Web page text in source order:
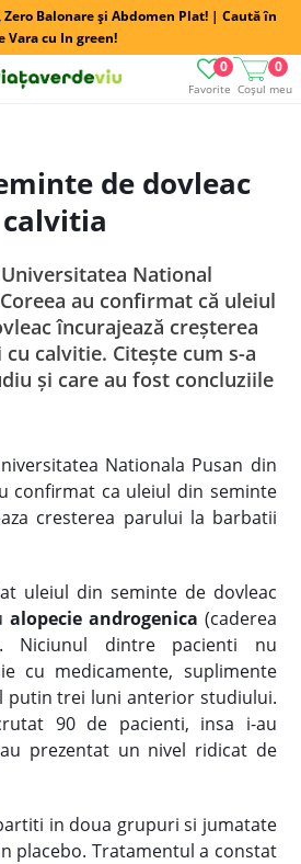
Balonare și Abdomen Plat! | Caută în
Vara cu In green!
Favorite
0
Coșul meu
0
de dovleac
National
au confirmat că uleiul
încurajează creşterea
calvitie. Citeşte cum s-a
şi care au fost concluziile
Nationala Pusan din
confirmat ca uleiul din seminte
cresterea parului la barbatii
uleiul din seminte de dovleac
alopecie androgenica (caderea
Niciunul dintre pacienti nu
cu medicamente, suplimente
putin trei luni anterior studiului.
90 de pacienti, insa i-au
prezentat un nivel ridicat de
in doua grupuri si jumatate
placebo. Tratamentul a constat